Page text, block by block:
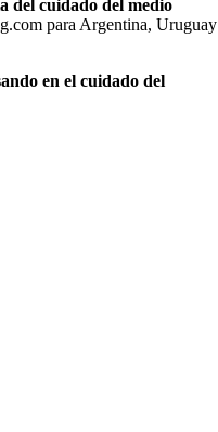
del cuidado del medio
para Argentina, Uruguay
en el cuidado del